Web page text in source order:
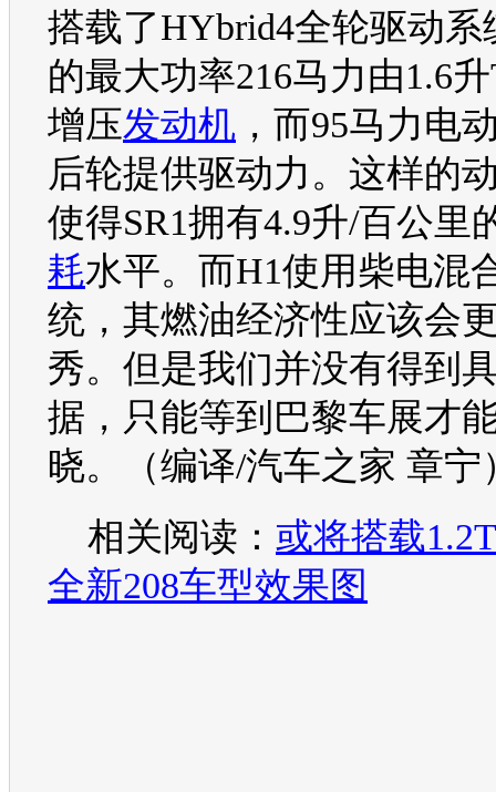
搭载了HYbrid4全轮驱动系
的最大功率216马力由1.6
增压发动机 ，而95马力电
后轮提供驱动力。这样的
使得SR1拥有4.9升/百公里
耗水平。而H1使用柴电混
统，其燃油经济性应该会
秀。但是我们并没有得到
据，只能等到 巴黎车展才
晓。（编译/汽车之家 章宁
相关阅读： 或将搭载
全新208车型效果图